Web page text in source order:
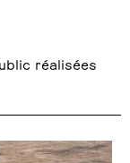
réalisées